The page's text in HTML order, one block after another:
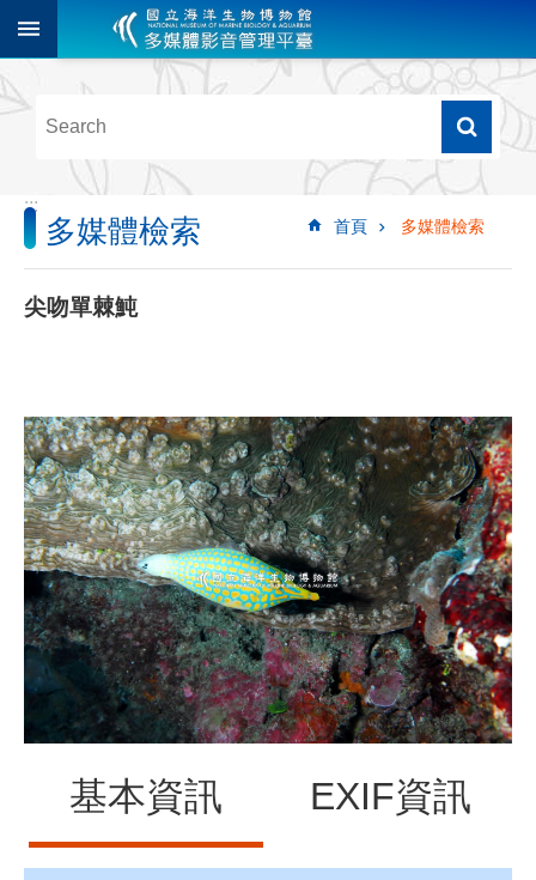
跳到主要內容區塊
階
尋
多
媒
體
檢
像
影
音
音
源
訊
息
發
布
詢
會
員
:::
首頁 多媒體檢索
多媒體檢索
尖吻單棘魨
基本資訊 EXIF資訊